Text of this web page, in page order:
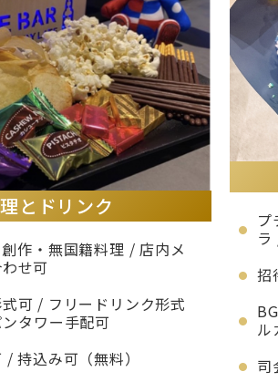
とドリンク
作・無国籍料理 / 店内メ
せ可
可 / フリードリンク形式
タワー手配可
持込み可（無料）
ラ
招
ル
司